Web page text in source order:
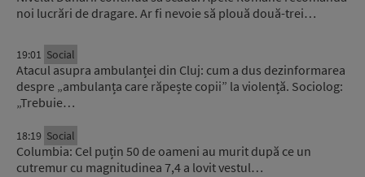
noi lucrări de dragare. Ar fi nevoie să plouă două-trei…
19:01 Social
Atacul asupra ambulanței din Cluj: cum a dus dezinformarea
despre „ambulanța care răpește copii” la violență. Sociolog:
„Trebuie…
18:19 Social
Columbia: Cel puțin 50 de oameni au murit după ce un
cutremur cu magnitudinea 7,4 a lovit vestul…